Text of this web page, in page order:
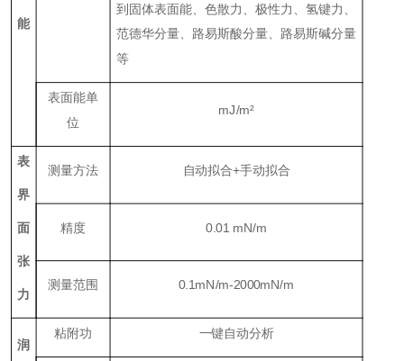
能
到固体表面能、色散力、极性力、氢键力、
范德华分量、路易斯酸分量、路易斯碱分量
等
表面能单
位
mJ/m²
表
界
面
张
力
测量方法 自动拟合+手动拟合
精度 0.01 mN/m
测量范围 0.1mN/m-2000mN/m
润
粘附功 一键自动分析